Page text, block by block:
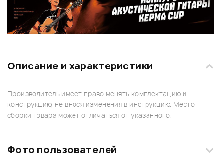
Описание и характеристики
Производитель имеет право менять комплектацию и
конструкцию, не внося изменения в инструкцию. Место
сборки товара может отличаться от указанного.
Фото пользователей